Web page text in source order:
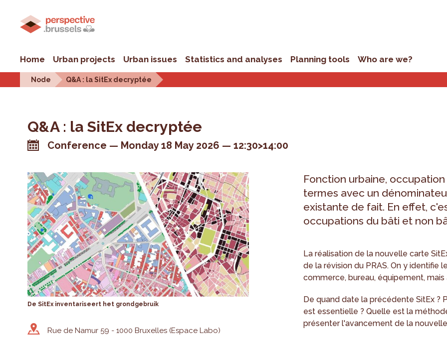
Home Urban projects Urban issues Statistics and analyses Planning tools Who are we?
Node Q&A : la SitEx decryptée
Q&A : la SitEx decryptée
Conference Monday 18 May 2026 12:30>14:00
De SitEx inventariseert het grondgebruik
Rue de Namur 59 - 1000 Bruxelles (Espace Labo)
Fonction urbaine,
termes avec un
existante de fait. En effet,
occupations du bâti et non
La réalisation de la nouvelle carte
de la révision du PRAS. On y identifie
commerce, bureau, équipement,
De quand date la précédente SitEx
est essentielle ? Quelle est la
présenter l'avancement de la